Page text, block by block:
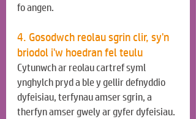
fo angen.
4. Gosodwch reolau sgrin clir, sy'n
briodol i'w hoedran fel teulu
Cytunwch ar reolau cartref syml
ynghylch pryd a ble y gellir defnyddio
dyfeisiau, terfynau amser sgrin, a
therfyn amser gwely ar gyfer dyfeisiau.